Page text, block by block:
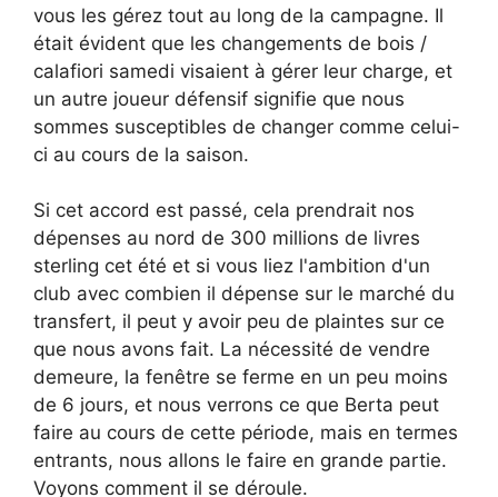
vous les gérez tout au long de la campagne. Il
était évident que les changements de bois /
calafiori samedi visaient à gérer leur charge, et
un autre joueur défensif signifie que nous
sommes susceptibles de changer comme celui-
ci au cours de la saison.
Si cet accord est passé, cela prendrait nos
dépenses au nord de 300 millions de livres
sterling cet été et si vous liez l'ambition d'un
club avec combien il dépense sur le marché du
transfert, il peut y avoir peu de plaintes sur ce
que nous avons fait. La nécessité de vendre
demeure, la fenêtre se ferme en un peu moins
de 6 jours, et nous verrons ce que Berta peut
faire au cours de cette période, mais en termes
entrants, nous allons le faire en grande partie.
Voyons comment il se déroule.